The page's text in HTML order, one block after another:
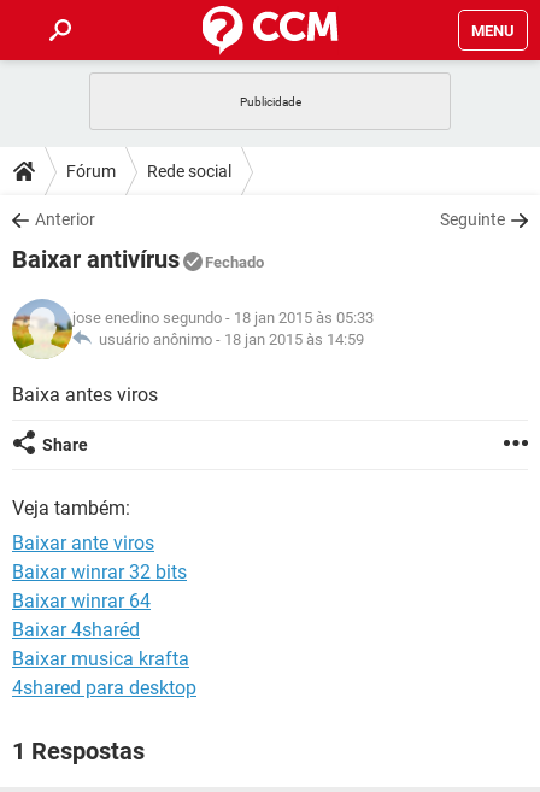
MENU
CELULAR
OUTLOOK
INSTAGRAM
GUIA DE COMPRAS
DICAS
JOGOS
INSTAGRAM GMAIL
GUIA DE COMPRAS
DOWNLOADS
JOGOS
CELULAR
OUTLOOK EXCEL
INSTAGRAM
JOGOS WHATSAPP
CELULAR
OUTLOOK
INSTAGRAM
GLOSSÁRIO
JOGOS
INSTAGRAM
GUIA DE COMPRAS
Fórum Rede social
Anterior Seguinte
Baixar antivírus Fechado
jose enedino segundo - 18 jan 2015 às 05:33
usuário anônimo - 18 jan 2015 às 14:59
Baixa antes viros
Share
Veja também:
Baixar ante viros
Baixar winrar 32 bits
Baixar winrar 64
Baixar 4sharéd
Baixar musica krafta
4shared para desktop
1 Respostas